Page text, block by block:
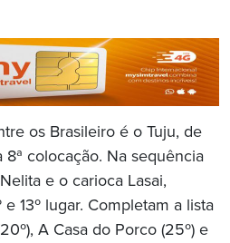
os Brasileiro é o Tuju, de
8ª colocação. Na sequência
e o carioca Lasai,
13º lugar. Completam a lista
A Casa do Porco (25º) e